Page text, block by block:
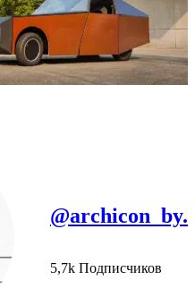
@archicon_by.
5,7k Подписчиков